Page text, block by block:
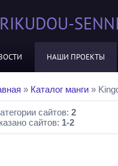
RIKUDOU-
НАШИ ПРОЕКТЫ
» Каталог манги »
сайтов: 2
сайтов: 1-2